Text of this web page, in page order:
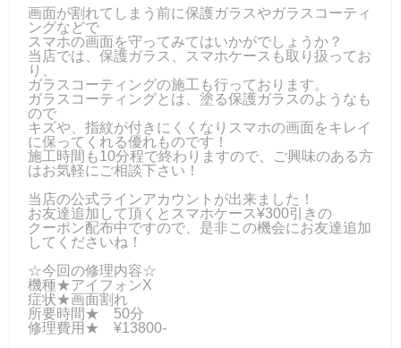
画面が割れてしまう前に保護ガラスやガラスコーティ
ングなどで
スマホの画面を守ってみてはいかがでしょうか？
当店では、保護ガラス、スマホケースも取り扱ってお
り、
ガラスコーティングの施工も行っております。
ガラスコーティングとは、塗る保護ガラスのようなも
ので
キズや、指紋が付きにくくなりスマホの画面をキレイ
に保ってくれる優れものです！
施工時間も10分程で終わりますので、ご興味のある方
はお気軽にご相談下さい！
当店の公式ラインアカウントが出来ました！
お友達追加して頂くとスマホケース¥300引きの
クーポン配布中ですので、是非この機会にお友達追加
してくださいね！
☆今回の修理内容☆
機種★アイフォンX
症状★画面割れ
所要時間★ 50分
修理費用★ ¥13800-